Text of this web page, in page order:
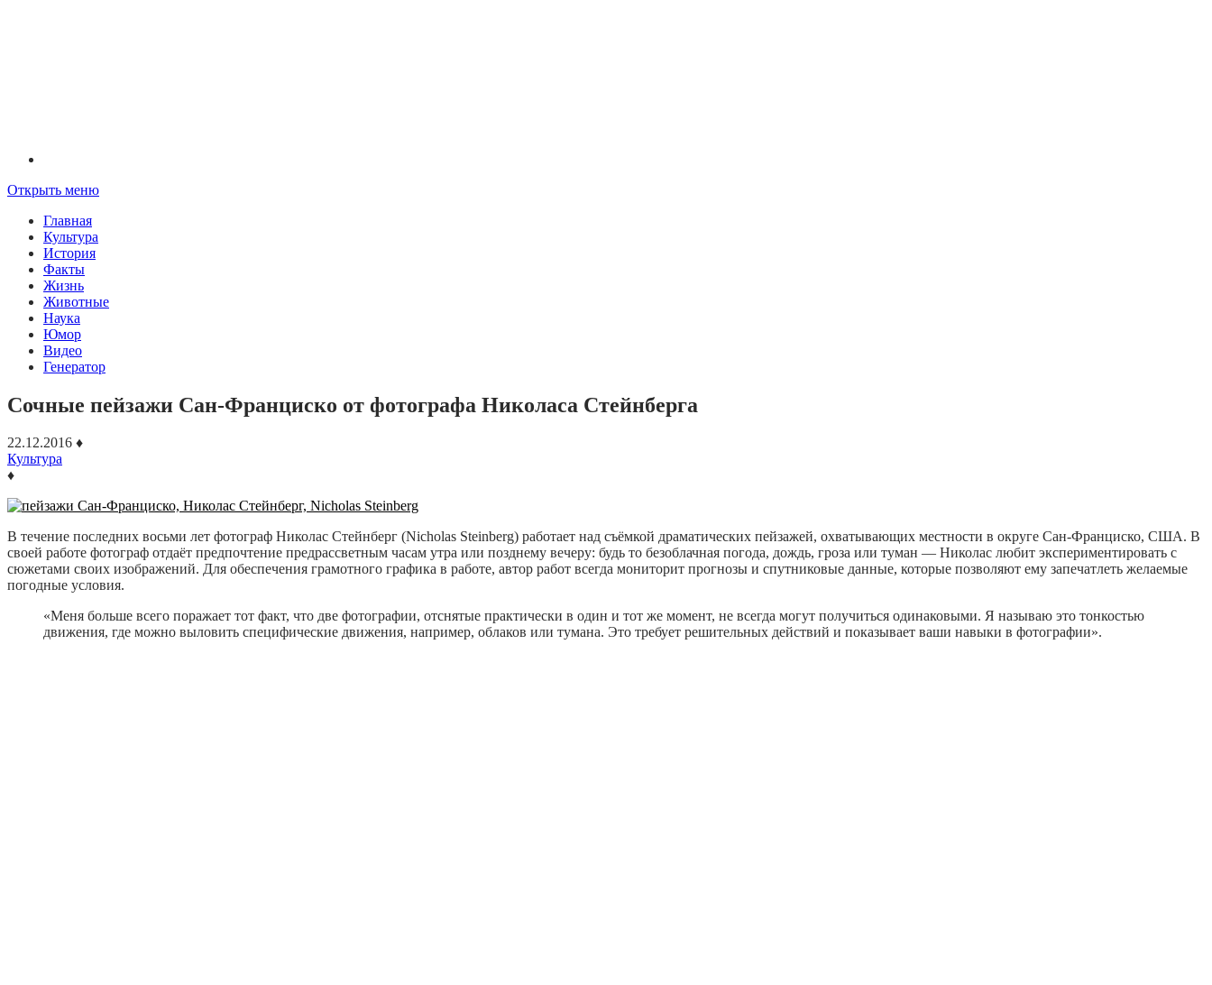
Открыть меню
Главная
Культура
История
Факты
Жизнь
Животные
Наука
Юмор
Видео
Генератор
Сочные пейзажи Сан-Франциско от фотографа Николаса Стейнберга
22.12.2016 ♦
Культура
♦
В течение последних восьми лет фотограф Николас Стейнберг (Nicholas Steinberg) работает над съёмкой драматических пейзажей, охватывающих местности в округе Сан-Франциско, США. В
своей работе фотограф отдаёт предпочтение предрассветным часам утра или позднему вечеру: будь то безоблачная погода, дождь, гроза или туман — Николас любит экспериментировать с
сюжетами своих изображений. Для обеспечения грамотного графика в работе, автор работ всегда мониторит прогнозы и спутниковые данные, которые позволяют ему запечатлеть желаемые
погодные условия.
«Меня больше всего поражает тот факт, что две фотографии, отснятые практически в один и тот же момент, не всегда могут получиться одинаковыми. Я называю это тонкостью
движения, где можно выловить специфические движения, например, облаков или тумана. Это требует решительных действий и показывает ваши навыки в фотографии».